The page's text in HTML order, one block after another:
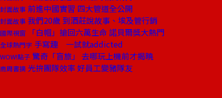
封面故事 前進中國實習 四大管道全公開
封面故事 我們20歲 到酒莊說故事、埃及管行銷
國際視窗 「白帽」搶回六萬生命 諾貝爾獎大熱門
全球熱門字 手寫趣 一試就addicted
WOW!點子 驚奇「盲旅」 去哪玩上機前才揭曉
商周書摘 光拚團隊效率 好員工變豬隊友